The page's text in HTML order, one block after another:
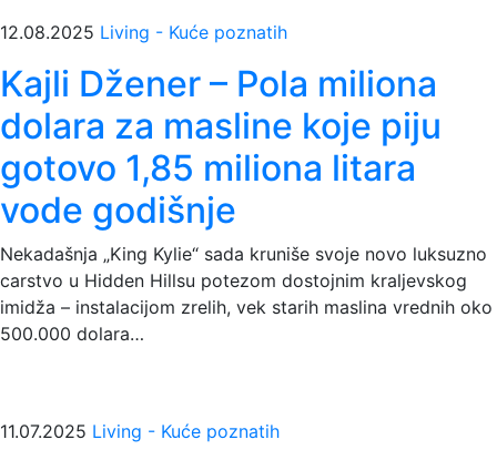
12.08.2025 Living - Kuće poznatih
Kajli Džener – Pola miliona
dolara za masline koje piju
gotovo 1,85 miliona litara
vode godišnje
Nekadašnja „King Kylie“ sada kruniše svoje novo luksuzno
carstvo u Hidden Hillsu potezom dostojnim kraljevskog
imidža – instalacijom zrelih, vek starih maslina vrednih oko
500.000 dolara…
11.07.2025 Living - Kuće poznatih